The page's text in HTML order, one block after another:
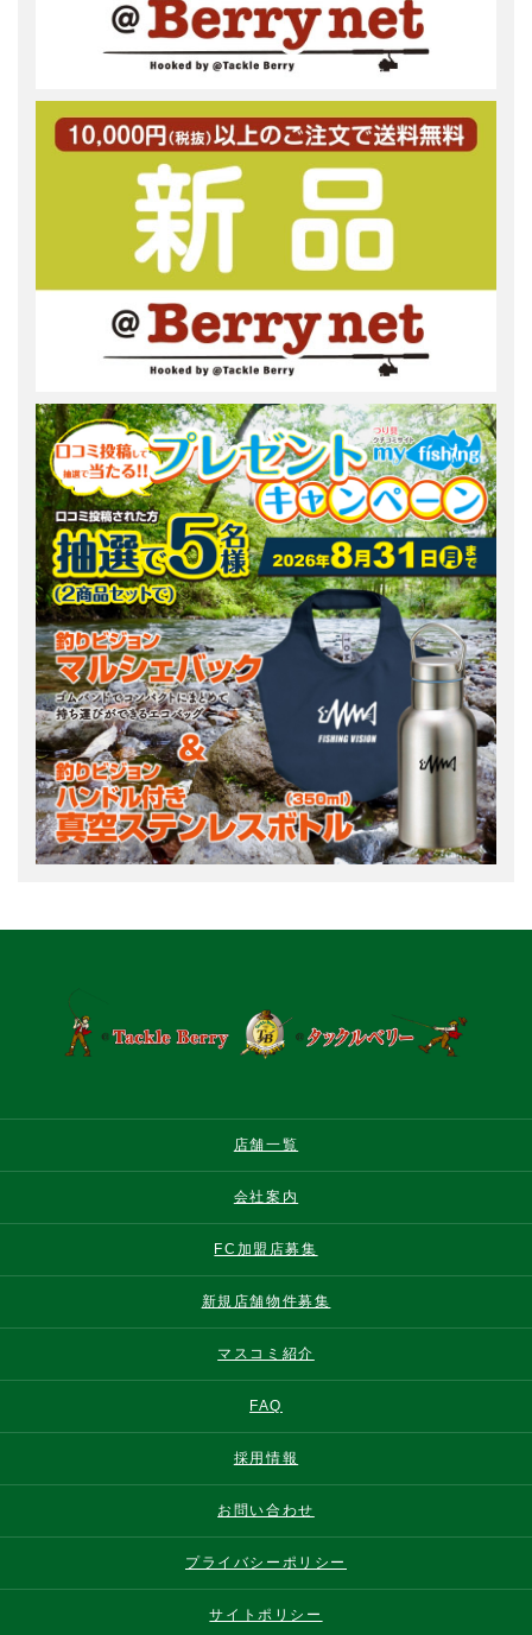
店舗一覧
会社案内
FC加盟店募集
新規店舗物件募集
マスコミ紹介
FAQ
採用情報
お問い合わせ
プライバシーポリシー
サイトポリシー